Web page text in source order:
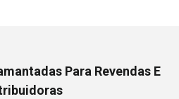
Para Revendas E